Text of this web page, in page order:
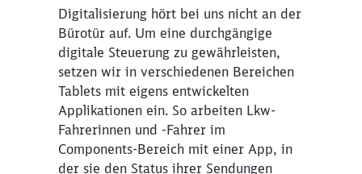
Digitalisierung hört bei uns nicht an der
Bürotür auf. Um eine durchgängige
digitale Steuerung zu gewährleisten,
setzen wir in verschiedenen Bereichen
Tablets mit eigens entwickelten
Applikationen ein. So arbeiten Lkw-
Fahrerinnen und -Fahrer im
Components-Bereich mit einer App, in
der sie den Status ihrer Sendungen